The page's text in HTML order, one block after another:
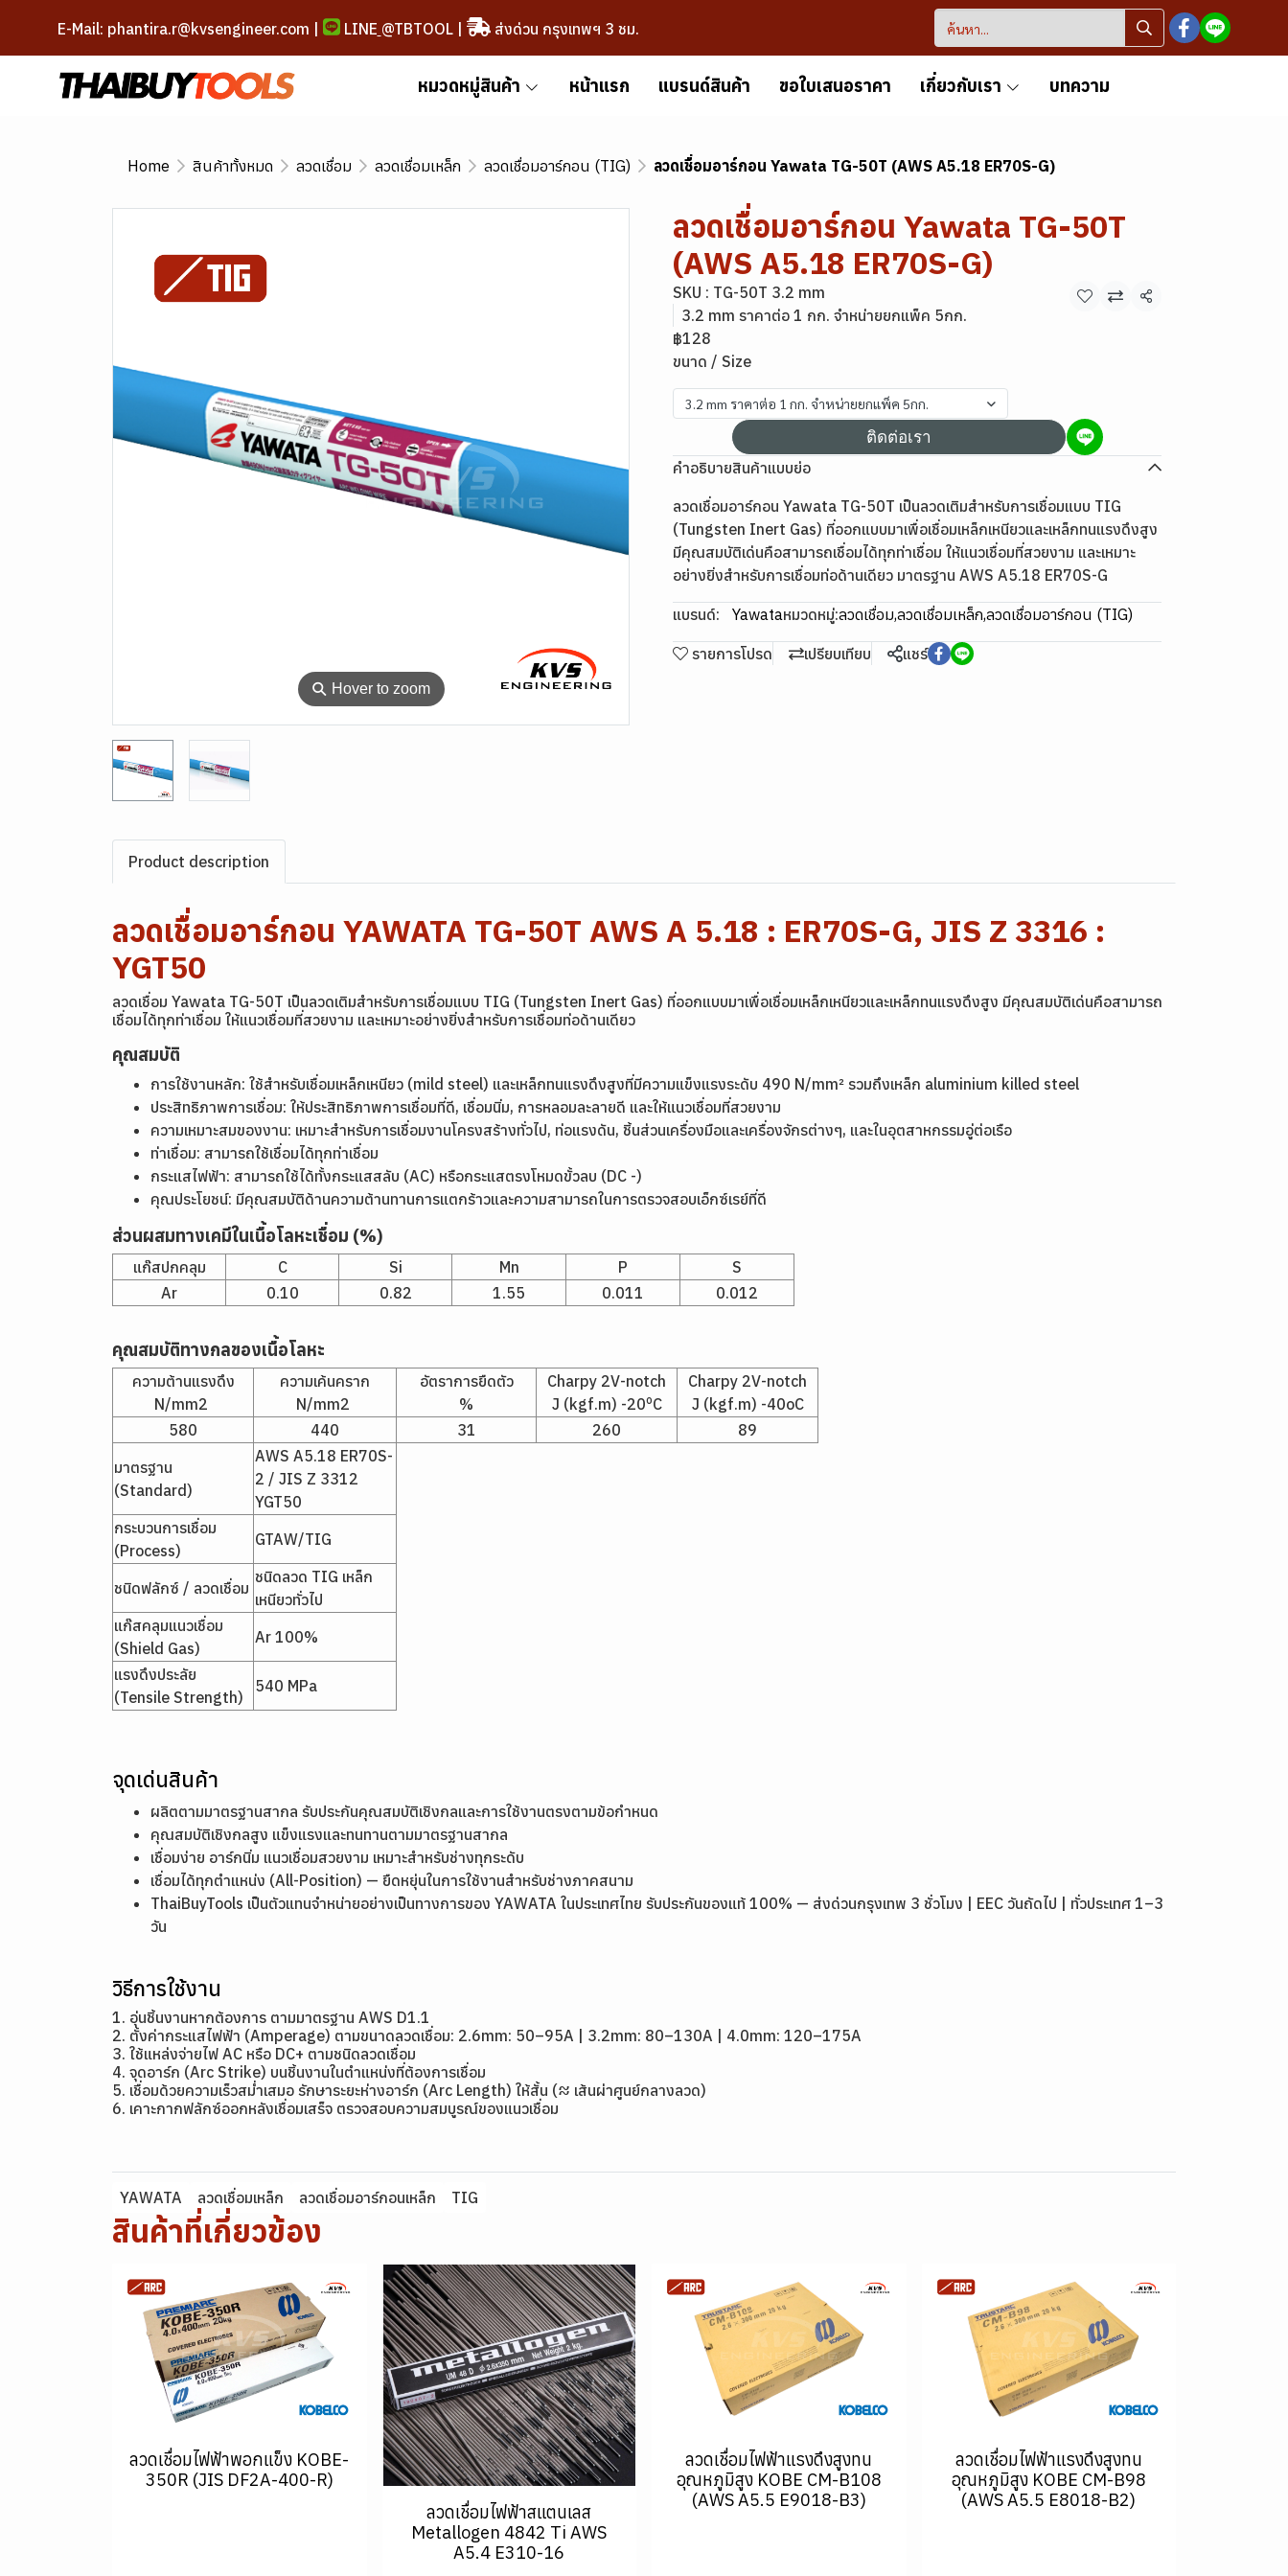
E-Mail: phantira.r@kvsengineer.com | LINE @TBTOOL| ส่งด่วน กรุงเทพฯ 3 ชม.
หมวดหมู่สินค้า หน้าแรก แบรนด์สินค้า ขอใบเสนอราคา เกี่ยวกับเรา บทความ
Home สินค้าทั้งหมด ลวดเชื่อม ลวดเชื่อมเหล็ก ลวดเชื่อมอาร์กอน (TIG) ลวดเชื่อมอาร์กอน Yawata TG-50T (AWS A5.18 ER70S-G)
⚲ Hover to zoom
ลวดเชื่อมอาร์กอน Yawata TG-50T
(AWS A5.18 ER70S-G)
SKU : TG-50T 3.2 mm
3.2 mm ราคาต่อ 1 กก. จำหน่ายยกแพ็ค 5กก.
แชร์
฿128
ขนาด / Size
3.2 mm ราคาต่อ 1 กก. จำหน่ายยกแพ็ค 5กก.
ติดต่อเรา
คำอธิบายสินค้าแบบย่อ
ลวดเชื่อมอาร์กอน Yawata TG-50T เป็นลวดเติมสำหรับการเชื่อมแบบ TIG
(Tungsten Inert Gas) ที่ออกแบบมาเพื่อเชื่อมเหล็กเหนียวและเหล็กทนแรงดึงสูง
มีคุณสมบัติเด่นคือสามารถเชื่อมได้ทุกท่าเชื่อม ให้แนวเชื่อมที่สวยงาม และเหมาะ
อย่างยิ่งสำหรับการเชื่อมท่อด้านเดียว มาตรฐาน AWS A5.18 ER70S-G
แบรนด์: Yawataหมวดหมู่:ลวดเชื่อม,ลวดเชื่อมเหล็ก,ลวดเชื่อมอาร์กอน (TIG)
รายการโปรด เปรียบเทียบ แชร์
Product description
ลวดเชื่อมอาร์กอน YAWATA TG-50T AWS A 5.18 : ER70S-G, JIS Z 3316 :
YGT50
ลวดเชื่อม Yawata TG-50T เป็นลวดเติมสำหรับการเชื่อมแบบ TIG (Tungsten Inert Gas) ที่ออกแบบมาเพื่อเชื่อมเหล็กเหนียวและเหล็กทนแรงดึงสูง มีคุณสมบัติเด่นคือสามารถ
เชื่อมได้ทุกท่าเชื่อม ให้แนวเชื่อมที่สวยงาม และเหมาะอย่างยิ่งสำหรับการเชื่อมท่อด้านเดียว
คุณสมบัติ
การใช้งานหลัก: ใช้สำหรับเชื่อมเหล็กเหนียว (mild steel) และเหล็กทนแรงดึงสูงที่มีความแข็งแรงระดับ 490 N/mm² รวมถึงเหล็ก aluminium killed steel
ประสิทธิภาพการเชื่อม: ให้ประสิทธิภาพการเชื่อมที่ดี, เชื่อมนิ่ม, การหลอมละลายดี และให้แนวเชื่อมที่สวยงาม
ความเหมาะสมของงาน: เหมาะสำหรับการเชื่อมงานโครงสร้างทั่วไป, ท่อแรงดัน, ชิ้นส่วนเครื่องมือและเครื่องจักรต่างๆ, และในอุตสาหกรรมอู่ต่อเรือ
ท่าเชื่อม: สามารถใช้เชื่อมได้ทุกท่าเชื่อม
กระแสไฟฟ้า: สามารถใช้ได้ทั้งกระแสสลับ (AC) หรือกระแสตรงโหมดขั้วลบ (DC -)
คุณประโยชน์: มีคุณสมบัติด้านความต้านทานการแตกร้าวและความสามารถในการตรวจสอบเอ็กซ์เรย์ที่ดี
ส่วนผสมทางเคมีในเนื้อโลหะเชื่อม (%)
แก๊สปกคลุม C Si Mn P
S
Ar
0.10 0.82 1.55 0.011 0.012
คุณสมบัติทางกลของเนื้อโลหะ
ความต้านแรงดึง
N/mm2
ความเค้นคราก
N/mm2
อัตราการยืดตัว
%
Charpy 2V-notch
J (kgf.m) -20oC
Charpy 2V-notch
J (kgf.m) -40oC
580
440 31 260
89
มาตรฐาน
(Standard)
AWS A5.18 ER70S-
2 / JIS Z 3312
YGT50
กระบวนการเชื่อม
(Process)
GTAW/TIG
ชนิดฟลักซ์ / ลวดเชื่อม
ชนิดลวด TIG เหล็ก
เหนียวทั่วไป
แก๊สคลุมแนวเชื่อม
(Shield Gas)
Ar 100%
แรงดึงประลัย
(Tensile Strength)
540 MPa
จุดเด่นสินค้า
ผลิตตามมาตรฐานสากล รับประกันคุณสมบัติเชิงกลและการใช้งานตรงตามข้อกำหนด
คุณสมบัติเชิงกลสูง แข็งแรงและทนทานตามมาตรฐานสากล
เชื่อมง่าย อาร์กนิ่ม แนวเชื่อมสวยงาม เหมาะสำหรับช่างทุกระดับ
เชื่อมได้ทุกตำแหน่ง (All-Position) — ยืดหยุ่นในการใช้งานสำหรับช่างภาคสนาม
ThaiBuyTools เป็นตัวแทนจำหน่ายอย่างเป็นทางการของ YAWATA ในประเทศไทย รับประกันของแท้ 100% — ส่งด่วนกรุงเทพ 3 ชั่วโมง | EEC วันถัดไป | ทั่วประเทศ 1–3
วัน
วิธีการใช้งาน
1. อุ่นชิ้นงานหากต้องการ ตามมาตรฐาน AWS D1.1
2. ตั้งค่ากระแสไฟฟ้า (Amperage) ตามขนาดลวดเชื่อม: 2.6mm: 50–95A | 3.2mm: 80–130A | 4.0mm: 120–175A
3. ใช้แหล่งจ่ายไฟ AC หรือ DC+ ตามชนิดลวดเชื่อม
4. จุดอาร์ก (Arc Strike) บนชิ้นงานในตำแหน่งที่ต้องการเชื่อม
5. เชื่อมด้วยความเร็วสม่ำเสมอ รักษาระยะห่างอาร์ก (Arc Length) ให้สั้น (≈ เส้นผ่าศูนย์กลางลวด)
6. เคาะกากฟลักซ์ออกหลังเชื่อมเสร็จ ตรวจสอบความสมบูรณ์ของแนวเชื่อม
YAWATA ลวดเชื่อมเหล็ก ลวดเชื่อมอาร์กอนเหล็ก TIG
สินค้าที่เกี่ยวข้อง
ลวดเชื่อมไฟฟ้าพอกแข็ง KOBE-
350R (JIS DF2A-400-R)
ลวดเชื่อมไฟฟ้าสแตนเลส
Metallogen 4842 Ti AWS
A5.4 E310-16
ลวดเชื่อมไฟฟ้าแรงดึงสูงทน
อุณหภูมิสูง KOBE CM-B108
(AWS A5.5 E9018-B3)
ลวดเชื่อมไฟฟ้าแรงดึงสูงทน
อุณหภูมิสูง KOBE CM-B98
(AWS A5.5 E8018-B2)